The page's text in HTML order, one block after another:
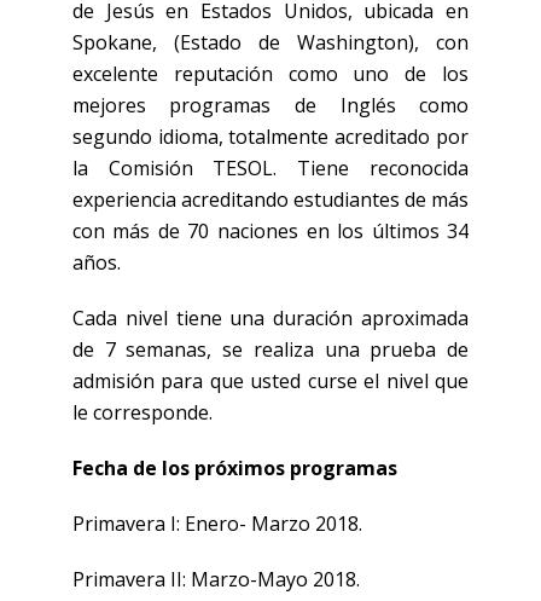
de Jesús en Estados Unidos, ubicada en
Spokane, (Estado de Washington), con
excelente reputación como uno de los
mejores programas de Inglés como
segundo idioma, totalmente acreditado por
la Comisión TESOL. Tiene reconocida
experiencia acreditando estudiantes de más
con más de 70 naciones en los últimos 34
años.
Cada nivel tiene una duración aproximada
de 7 semanas, se realiza una prueba de
admisión para que usted curse el nivel que
le corresponde.
Fecha de los próximos programas
Primavera I: Enero- Marzo 2018.
Primavera II: Marzo-Mayo 2018.